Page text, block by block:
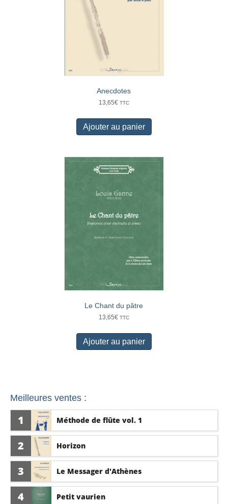
Anecdotes
13,65€ TTC
Ajouter au panier
Le Chant du pâtre
13,65€ TTC
Ajouter au panier
Meilleures ventes :
1 Méthode de flûte vol. 1
2 Horizon
3 Le Messager d'Athènes
4 Petit vaurien